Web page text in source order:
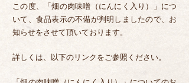
この度、「畑の肉味噌（にんにく入り）」につ
いて、食品表示の不備が判明しましたので、お
知らせをさせて頂いております。
詳しくは、以下のリンクをご参照ください。